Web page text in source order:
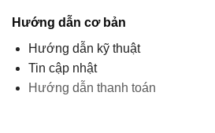
Hướng dẫn cơ bản
Hướng dẫn kỹ thuật
Tin cập nhật
Hướng dẫn thanh toán